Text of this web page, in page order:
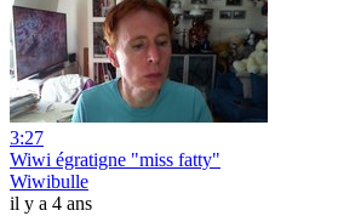
3:27
Wiwi égratigne "miss fatty"
Wiwibulle
il y a 4 ans